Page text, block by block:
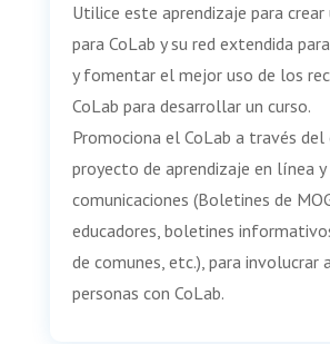
Utilice este aprendizaje para
para CoLab y su red extendida
y fomentar el mejor uso de los
CoLab para desarrollar un curso.
Promociona el CoLab a través del
proyecto de aprendizaje en línea y
comunicaciones (Boletines de
educadores, boletines
de comunes, etc.), para involucrar
personas con CoLab.